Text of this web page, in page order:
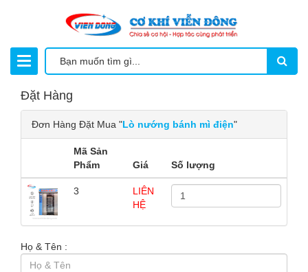
Đặt Hàng
Đơn Hàng Đặt Mua "Lò nướng bánh mì điện"
Mã Sản
Phẩm
Giá Số lượng
3
LIÊN
HỆ
Họ & Tên :